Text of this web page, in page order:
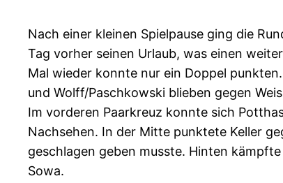
Nach einer kleinen Spielpause ging die
Tag vorher seinen Urlaub, was einen
Mal wieder konnte nur ein Doppel
und Wolff/Paschkowski blieben gegen
Im vorderen Paarkreuz konnte sich
Nachsehen. In der Mitte punktete Keller
geschlagen geben musste. Hinten
Sowa.